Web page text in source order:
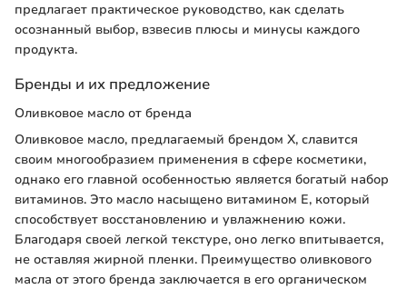
предлагает практическое руководство, как сделать
осознанный выбор, взвесив плюсы и минусы каждого
продукта.
Бренды и их предложение
Оливковое масло от бренда
Оливковое масло, предлагаемый брендом X, славится
своим многообразием применения в сфере косметики,
однако его главной особенностью является богатый набор
витаминов. Это масло насыщено витамином E, который
способствует восстановлению и увлажнению кожи.
Благодаря своей легкой текстуре, оно легко впитывается,
не оставляя жирной пленки. Преимущество оливкового
масла от этого бренда заключается в его органическом